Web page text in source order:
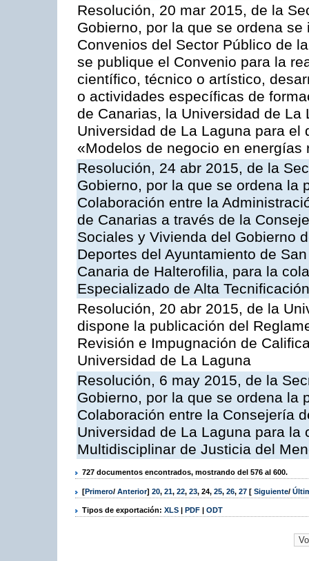
Resolución, 20 mar 2015, de la
Gobierno, por la que se ordena
Convenios del Sector Público de
se publique el Convenio para la
científico, técnico o artístico,
o actividades específicas de
de Canarias, la Universidad de
Universidad de La Laguna para
«Modelos de negocio en energías
Resolución, 24 abr 2015, de la
Gobierno, por la que se ordena la
Colaboración entre la
de Canarias a través de la
Sociales y Vivienda del Gobierno
Deportes del Ayuntamiento de
Canaria de Halterofilia, para la
Especializado de Alta
Resolución, 20 abr 2015, de la
dispone la publicación del
Revisión e Impugnación de
Universidad de La Laguna
Resolución, 6 may 2015, de la
Gobierno, por la que se ordena la
Colaboración entre la Consejería
Universidad de La Laguna para
Multidisciplinar de Justicia del
727 documentos encontrados, mostrando del 576 al 600.
[Primero/ Anterior] 20, 21, 22, 23, 24, 25, 26, 27 [ Siguiente/
Tipos de exportación: XLS | PDF | ODT